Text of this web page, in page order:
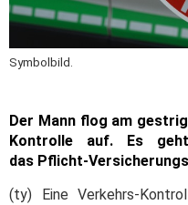
Symbolbild.
Der Mann flog am
Kontrolle auf. Es
das Pflicht-
(ty) Eine Verkehrs-